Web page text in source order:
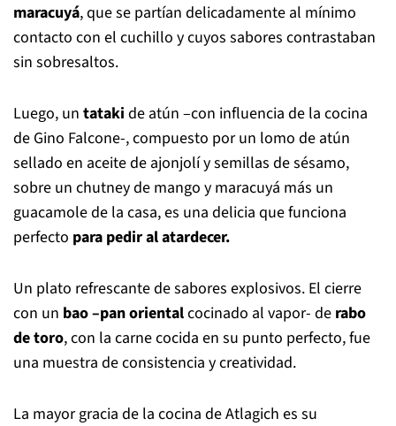
maracuyá, que se partían delicadamente al mínimo
contacto con el cuchillo y cuyos sabores contrastaban
sin sobresaltos.
Luego, un tataki de atún –con influencia de la cocina
de Gino Falcone-, compuesto por un lomo de atún
sellado en aceite de ajonjolí y semillas de sésamo,
sobre un chutney de mango y maracuyá más un
guacamole de la casa, es una delicia que funciona
perfecto para pedir al atardecer.
Un plato refrescante de sabores explosivos. El cierre
con un bao –pan orientalcocinado al vapor- de rabo
de toro, con la carne cocida en su punto perfecto, fue
una muestra de consistencia y creatividad.
La mayor gracia de la cocina de Atlagich es su